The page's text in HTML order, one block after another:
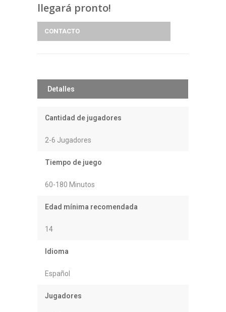
llegará pronto!
CONTACTO
Detalles
Cantidad de jugadores
2-6 Jugadores
Tiempo de juego
60-180 Minutos
Edad mínima recomendada
14
Idioma
Español
Jugadores